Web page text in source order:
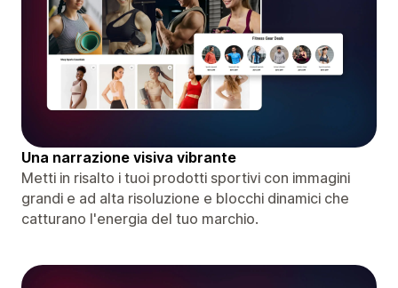
Una narrazione visiva vibrante
Metti in risalto i tuoi prodotti sportivi con immagini
grandi e ad alta risoluzione e blocchi dinamici che
catturano l'energia del tuo marchio.